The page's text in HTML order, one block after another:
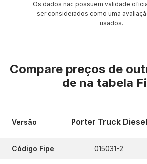
Os dados não possuem validade
ser considerados como uma
usados.
Compare preços de
de na tabela
Versão
Código Fipe
Porter Truck Diesel
015031-2